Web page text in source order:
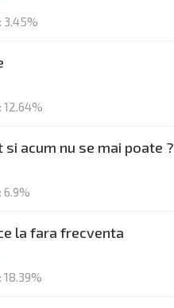
3.45%
12.64%
si acum nu se mai poate ?
6.9%
la fara frecventa
18.39%